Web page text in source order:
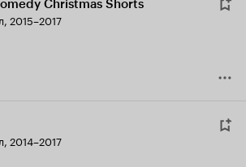
Christmas Shorts
2015–2017
2014–2017